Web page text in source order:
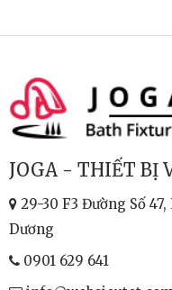
JOGA - THIẾT BỊ
29-30 F3 Đường Số
Dương
0901 629 641